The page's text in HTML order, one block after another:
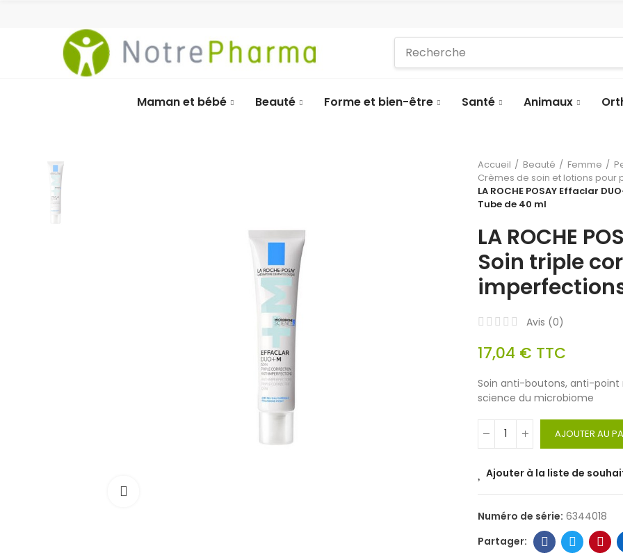
Maman et bébé Beauté Forme et bien-être Santé Animaux
Accueil Beauté Femme
Crèmes de soin et lotions pour
LA ROCHE POSAY Effaclar
Tube de 40 ml
LA ROCHE
Soin triple
Avis (0)
17,04 € TTC
Soin anti-boutons, anti-
science du microbiome
AJOUTER AU
Ajouter à la liste de
Numéro de série: 6344018